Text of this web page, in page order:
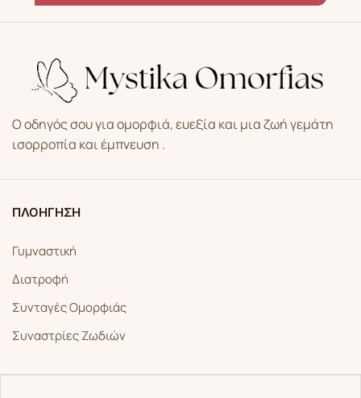
Ο οδηγός σου για ομορφιά, ευεξία και μια ζωή γεμάτη
ισορροπία και έμπνευση .
ΠΛΟΗΓΗΣΗ
Γυμναστική
Διατροφή
Συνταγές Ομορφιάς
Συναστρίες Ζωδιών